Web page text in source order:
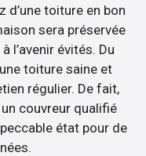
d’une toiture en bon
sera préservée
l’avenir évités. Du
toiture saine et
régulier. De fait,
couvreur qualifié
état pour de